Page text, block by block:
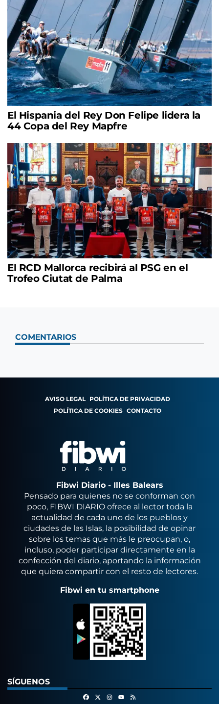
El Hispania del Rey Don Felipe lidera la
44 Copa del Rey Mapfre
El RCD Mallorca recibirá al PSG en el
Trofeo Ciutat de Palma
COMENTARIOS
AVISO LEGAL POLÍTICA DE PRIVACIDAD
POLÍTICA DE COOKIES CONTACTO
Fibwi Diario - Illes Balears
Pensado para quienes no se conforman con
poco, FIBWI DIARIO ofrece al lector toda la
actualidad de cada uno de los pueblos y
ciudades de las Islas, la posibilidad de opinar
sobre los temas que más le preocupan, o,
incluso, poder participar directamente en la
confección del diario, aportando la información
que quiera compartir con el resto de lectores.
Fibwi en tu smartphone
SÍGUENOS
FacebookInstagram